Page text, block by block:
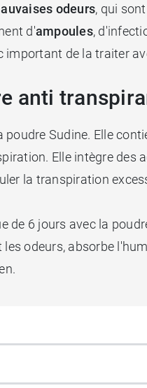
odeurs, qui
d'ampoules,
important de la traiter
anti
poudre Sudine. Elle
Elle intègre des
la transpiration
de 6 jours avec la
odeurs, absorbe